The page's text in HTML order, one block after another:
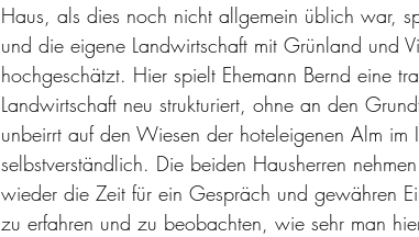
Haus, als dies noch nicht allgemein üblich war,
und die eigene Landwirtschaft mit Grünland und
hochgeschätzt. Hier spielt Ehemann Bernd eine
Landwirtschaft neu strukturiert, ohne an den
unbeirrt auf den Wiesen der hoteleigenen Alm im
selbstverständlich. Die beiden Hausherren
wieder die Zeit für ein Gespräch und gewähren
zu erfahren und zu beobachten, wie sehr man